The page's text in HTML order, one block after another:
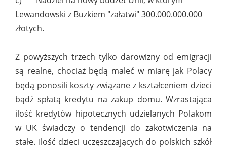
Lewandowski z Buzkiem "załatwi" 300.000.000.000
złotych.
Z powyższych trzech tylko darowizny od emigracji
są realne, chociaż będą maleć w miarę jak Polacy
będą ponosili koszty związane z kształceniem dzieci
bądź spłatą kredytu na zakup domu. Wzrastająca
ilość kredytów hipotecznych udzielanych Polakom
w UK świadczy o tendencji do zakotwiczenia na
stałe. Ilość dzieci uczęszczających do polskich szkół